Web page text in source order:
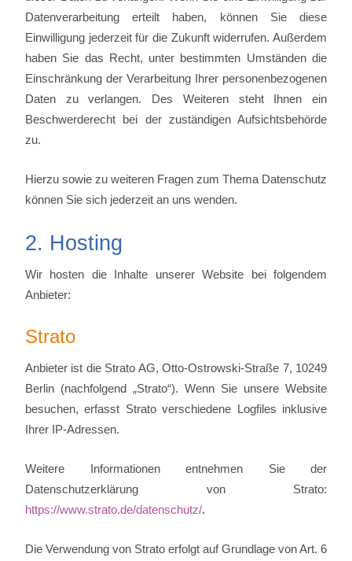
Datenverarbeitung erteilt haben, können Sie diese
Einwilligung jederzeit für die Zukunft widerrufen. Außerdem
haben Sie das Recht, unter bestimmten Umständen die
Einschränkung der Verarbeitung Ihrer personenbezogenen
Daten zu verlangen. Des Weiteren steht Ihnen ein
Beschwerderecht bei der zuständigen Aufsichtsbehörde
zu.
Hierzu sowie zu weiteren Fragen zum Thema Datenschutz
können Sie sich jederzeit an uns wenden.
2. Hosting
Wir hosten die Inhalte unserer Website bei folgendem
Anbieter:
Strato
Anbieter ist die Strato AG, Otto-Ostrowski-Straße 7, 10249
Berlin (nachfolgend „Strato“). Wenn Sie unsere Website
besuchen, erfasst Strato verschiedene Logfiles inklusive
Ihrer IP-Adressen.
Weitere Informationen entnehmen Sie der
Datenschutzerklärung von Strato:
https://www.strato.de/datenschutz/.
Die Verwendung von Strato erfolgt auf Grundlage von Art. 6